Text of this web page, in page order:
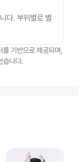
다. 부위별로 별
기반으로 제공되며,
습니다.